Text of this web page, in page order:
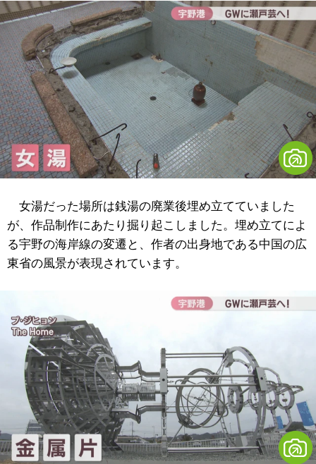
女湯だった場所は銭湯の廃業後埋め立てていました
が、作品制作にあたり掘り起こしました。埋め立てによ
る宇野の海岸線の変遷と、作者の出身地である中国の広
東省の風景が表現されています。